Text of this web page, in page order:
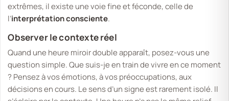
extrêmes, il existe une voie fine et féconde, celle de
l’interprétation consciente.
Observer le contexte réel
Quand une heure miroir double apparaît, posez-vous une
question simple.Que suis-je en train de vivre en ce moment
? Pensez à vos émotions, à vos préoccupations, aux
décisions en cours. Le sens d’un signe est rarement isolé. Il